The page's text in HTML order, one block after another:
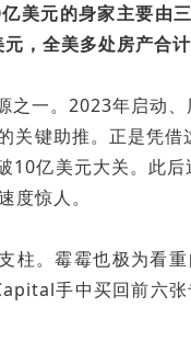
美元的身家主要由
，全美多处房产合计
之一。2023年启动
关键助推。正是凭
10亿美元大关。此
度惊人。
柱。霉霉也极为看
手中买回前六